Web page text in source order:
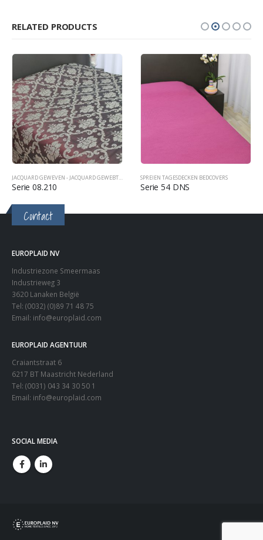
RELATED PRODUCTS
,SPREIEN TAGESDECKEN BEDCOVERS
JACQUARD GEWEVEN - JACQUARD GEWEBT - JACQUARD WOVEN ,SPREIEN TAGESDECKEN BEDCOVERS
Serie 08.210
SPREIEN TAGESDECKEN BEDCOVERS
Serie 54 DNS
Contact
EUROPLAID NV
Industriezone Smeermaas
Industrieweg 3
3620 Lanaken België
Tel: (0032) (0)89 71 48 75
Email: info@europlaid.com
EUROPLAID AGENTUUR
Craiantstraat 6
6217 BT Maastricht Nederland
Tel: (0031) 043 34 30 50 1
Email: info@europlaid.com
SOCIAL MEDIA